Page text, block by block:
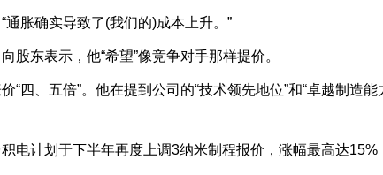
胀确实导致了(我们的)成本上升。”
东表示，他“希望”像竞争对手那样提价。
四、五倍”。他在提到公司的“技术领先地位”和“卓越制造能
电计划于下半年再度上调3纳米制程报价，涨幅最高达15%